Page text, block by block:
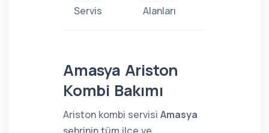
Servis
Alanları
Amasya Ariston
Kombi Bakımı
Ariston kombi servisi Amasya